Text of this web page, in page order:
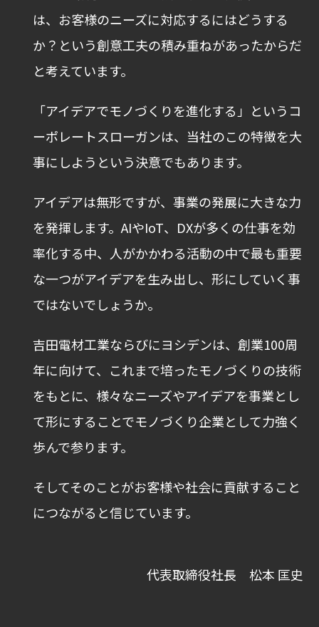
は、お客様のニーズに対応するにはどうする
か？という創意工夫の積み重ねがあったからだ
と考えています。
「アイデアでモノづくりを進化する」というコ
ーポレートスローガンは、当社のこの特徴を大
事にしようという決意でもあります。
アイデアは無形ですが、事業の発展に大きな力
を発揮します。AIやIoT、DXが多くの仕事を効
率化する中、人がかかわる活動の中で最も重要
な一つがアイデアを生み出し、形にしていく事
ではないでしょうか。
吉田電材工業ならびにヨシデンは、創業100周
年に向けて、これまで培ったモノづくりの技術
をもとに、様々なニーズやアイデアを事業とし
て形にすることでモノづくり企業として力強く
歩んで参ります。
そしてそのことがお客様や社会に貢献すること
につながると信じています。
代表取締役社長 松本 匡史